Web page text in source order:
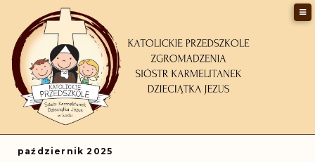
Teatr Eden
GALERIA
październik 2025